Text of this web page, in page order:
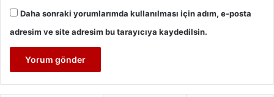
Daha sonraki yorumlarımda kullanılması için adım, e-posta
adresim ve site adresim bu tarayıcıya kaydedilsin.